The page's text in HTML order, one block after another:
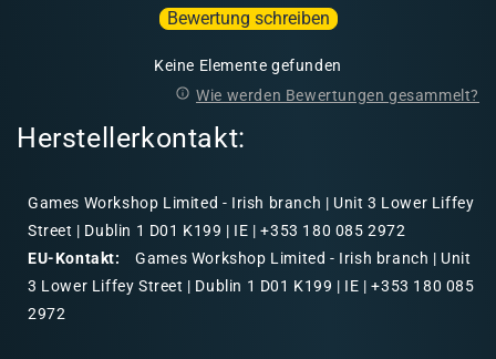
Bewertung schreiben
Keine Elemente gefunden
Wie werden Bewertungen gesammelt?
Herstellerkontakt:
Games Workshop Limited - Irish branch | Unit 3 Lower Liffey
Street | Dublin 1 D01 K199 | IE | +353 180 085 2972
EU-Kontakt:
Games Workshop Limited - Irish branch | Unit
3 Lower Liffey Street | Dublin 1 D01 K199 | IE | +353 180 085
2972